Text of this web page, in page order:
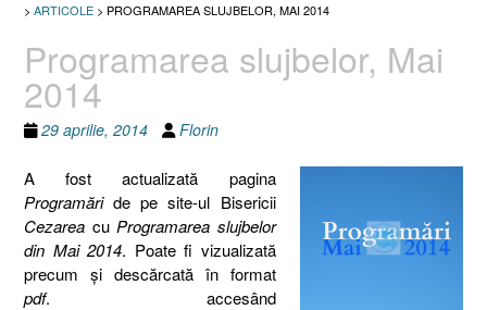
> ARTICOLE > PROGRAMAREA SLUJBELOR, MAI 2014
Programarea slujbelor, Mai
2014
29 aprilie, 2014 Florin
A fost actualizată pagina
Programăride pe site-ul Bisericii
Cezarea cu Programarea slujbelor
din Mai 2014. Poate fi vizualizată
precum şi descărcată în format
pdf. accesând